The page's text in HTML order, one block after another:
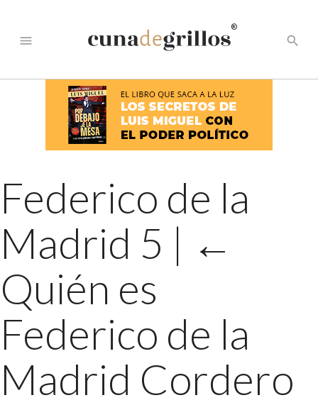
menu
®
search
Federico de la
Madrid 5 | ←
Quién es
Federico de la
Madrid Cordero